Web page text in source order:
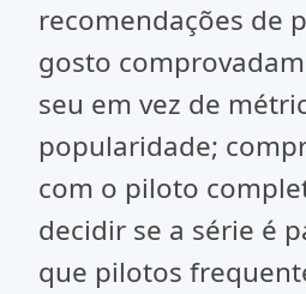
recomendações de
gosto
seu em vez de
popularidade;
com o piloto
decidir se a série é
que pilotos